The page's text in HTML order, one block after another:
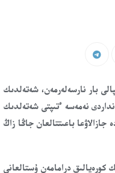
بار نارسەلەرمەن، شەتەلدىك
نەمەسە ءتىپتى شەتەلدىك
جازالاۋعا باعىتتالعان جاڭا زاڭ
درامامەن ۇستالعانى